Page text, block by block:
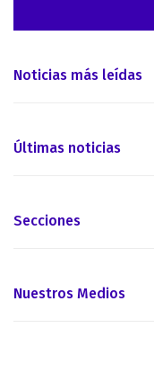
Noticias más leídas
Últimas noticias
Secciones
Nuestros Medios